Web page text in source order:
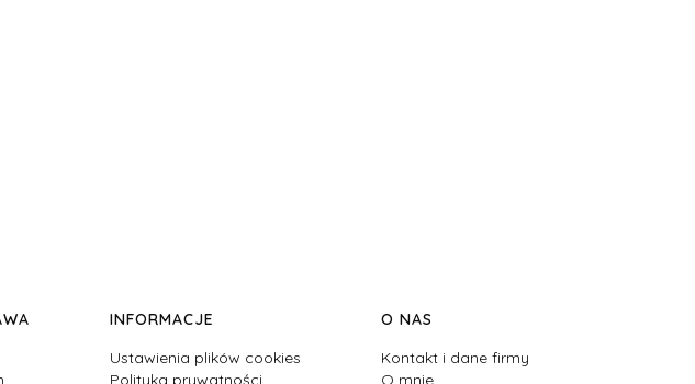
INFORMACJE
Ustawienia plików cookies
Polityka prywatności
O NAS
Kontakt i dane firmy
O mnie